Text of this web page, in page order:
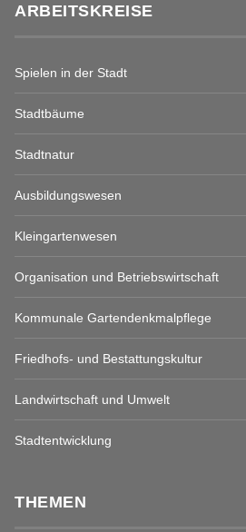
ARBEITSKREISE
Spielen in der Stadt
Stadtbäume
Stadtnatur
Ausbildungswesen
Kleingartenwesen
Organisation und Betriebswirtschaft
Kommunale Gartendenkmalpflege
Friedhofs- und Bestattungskultur
Landwirtschaft und Umwelt
Stadtentwicklung
THEMEN